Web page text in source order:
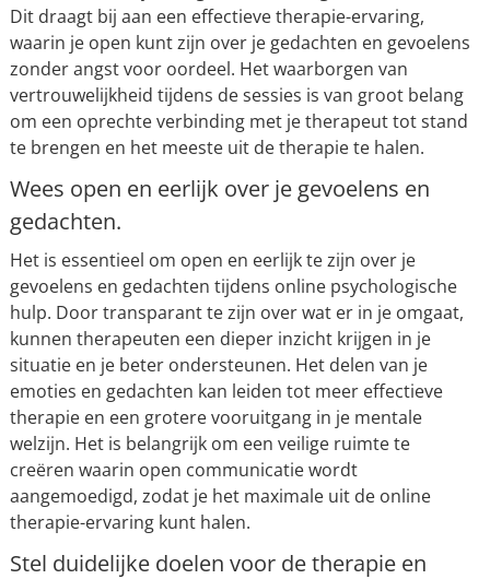
Dit draagt bij aan een effectieve therapie-ervaring,
waarin je open kunt zijn over je gedachten en gevoelens
zonder angst voor oordeel. Het waarborgen van
vertrouwelijkheid tijdens de sessies is van groot belang
om een oprechte verbinding met je therapeut tot stand
te brengen en het meeste uit de therapie te halen.
Wees open en eerlijk over je gevoelens en
gedachten.
Het is essentieel om open en eerlijk te zijn over je
gevoelens en gedachten tijdens online psychologische
hulp. Door transparant te zijn over wat er in je omgaat,
kunnen therapeuten een dieper inzicht krijgen in je
situatie en je beter ondersteunen. Het delen van je
emoties en gedachten kan leiden tot meer effectieve
therapie en een grotere vooruitgang in je mentale
welzijn. Het is belangrijk om een veilige ruimte te
creëren waarin open communicatie wordt
aangemoedigd, zodat je het maximale uit de online
therapie-ervaring kunt halen.
Stel duidelijke doelen voor de therapie en